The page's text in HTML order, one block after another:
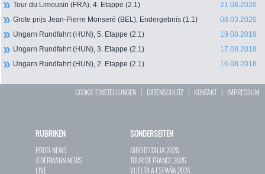
Tour du Limousin (FRA), 4. Etappe (2.1)
21.08.2020
Grote prijs Jean-Pierre Monseré (BEL), Endergebnis (1.1)
08.03.2020
Ungarn Rundfahrt (HUN), 5. Etappe (2.1)
19.08.2018
Ungarn Rundfahrt (HUN), 3. Etappe (2.1)
17.08.2018
Ungarn Rundfahrt (HUN), 2. Etappe (2.1)
16.08.2018
COOKIE EINSTELLUNGEN | DATENSCHUTZ | KONTAKT| IMPRESSUM
RUBRIKEN
PROFI-NEWS
JEDERMANN-NEWS
LIVE
SONDERSEITEN
GIRO D`ITALIA 2026
TOUR DE FRANCE 2026
VUELTA A ESPAÑA 2026